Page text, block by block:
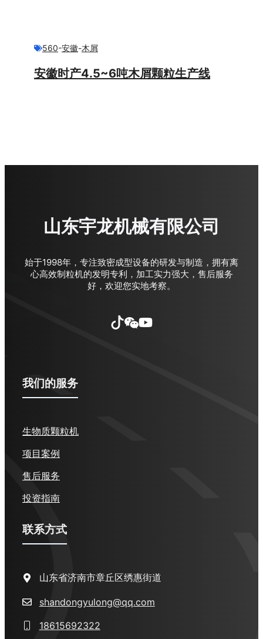
560-安徽-木屑
安徽时产4.5~6吨木屑颗粒生产线
山东宇龙机械有限公司
始于1998年，专注致密成型设备的研发与制造，拥有离
心高效制粒机的发明专利，加工实力强大，售后服务
好，欢迎您实地考察。
我们的服务
生物质颗粒机
项目案例
售后服务
投资指南
联系方式
山东省济南市章丘区绣惠街道
shandongyulong@qq.com
18615692322